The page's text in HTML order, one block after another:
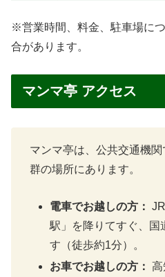
※営業時間、料金、駐車場に
合があります。
マンマ亭 アクセス
マンマ亭は、公共交通機
群の場所にあります。
電車でお越しの方：
駅」を降りてすぐ、国
す（徒歩約1分）。
お車でお越しの方： 高